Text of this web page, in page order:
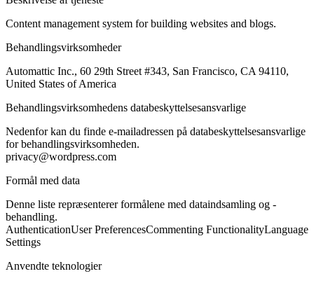
Content management system for building websites and blogs.
Behandlingsvirksomheder
Automattic Inc., 60 29th Street #343, San Francisco, CA 94110,
United States of America
Behandlingsvirksomhedens databeskyttelsesansvarlige
Nedenfor kan du finde e-mailadressen på databeskyttelsesansvarlige
for behandlingsvirksomheden.
privacy@wordpress.com
Formål med data
Denne liste repræsenterer formålene med dataindsamling og -
behandling.
AuthenticationUser PreferencesCommenting FunctionalityLanguage
Settings
Anvendte teknologier